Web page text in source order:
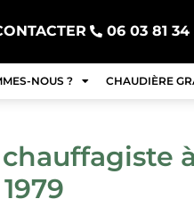
06 03 81 34
NOUS ? CHAUDIÈRE
à